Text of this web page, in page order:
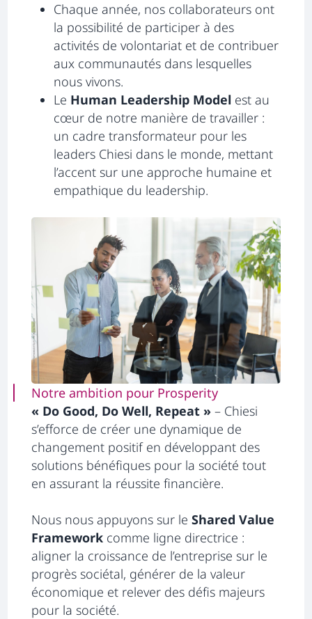
Chaque année, nos collaborateurs ont
la possibilité de participer à des
activités de volontariat et de contribuer
aux communautés dans lesquelles
nous vivons.
Le Human Leadership Model est au
cœur de notre manière de travailler :
un cadre transformateur pour les
leaders Chiesi dans le monde, mettant
l’accent sur une approche humaine et
empathique du leadership.
Notre ambition pour Prosperity
« Do Good, Do Well, Repeat » – Chiesi
s’efforce de créer une dynamique de
changement positif en développant des
solutions bénéfiques pour la société tout
en assurant la réussite financière.
Nous nous appuyons sur le Shared Value
Framework comme ligne directrice :
aligner la croissance de l’entreprise sur le
progrès sociétal, générer de la valeur
économique et relever des défis majeurs
pour la société.